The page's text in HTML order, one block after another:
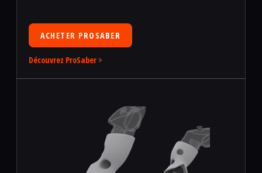
ACHETER PROSABER
Découvrez ProSaber >